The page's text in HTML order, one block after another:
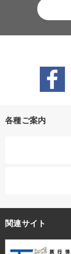
各種ご案内
関連サイト